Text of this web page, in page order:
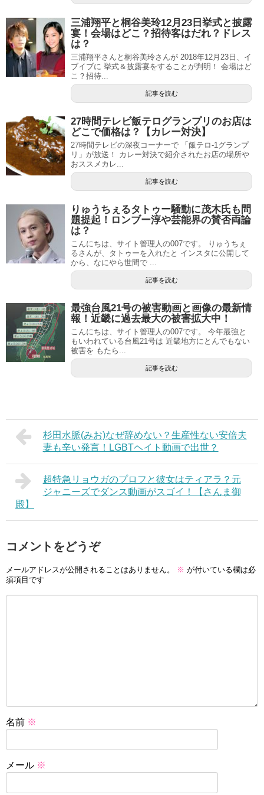
三浦翔平と桐谷美玲12月23日挙式と披露
宴！会場はどこ？招待客はだれ？ドレス
は？
三浦翔平さんと桐谷美玲さんが 2018年12月23日、イ
ブイブに 挙式＆披露宴をすることが判明！ 会場はど
こ？招待...
記事を読む
27時間テレビ飯テログランプリのお店は
どこで価格は？【カレー対決】
27時間テレビの深夜コーナーで 「飯テロ-1グランプ
リ」が放送！ カレー対決で紹介されたお店の場所や
おススメカレ...
記事を読む
りゅうちぇるタトゥー騒動に茂木氏も問
題提起！ロンブー淳や芸能界の賛否両論
は？
こんにちは、サイト管理人の007です。 りゅうちぇ
るさんが、タトゥーを入れたと インスタに公開して
から、なにやら世間で ...
記事を読む
最強台風21号の被害動画と画像の最新情
報！近畿に過去最大の被害拡大中！
こんにちは、サイト管理人の007です。 今年最強と
もいわれている台風21号は 近畿地方にとんでもない
被害を もたら...
記事を読む
杉田水脈(みお)なぜ辞めない？生産性ない安倍夫
妻も辛い発言！LGBTヘイト動画で出世？
超特急リョウガのプロフと彼女はティアラ？元
ジャニーズでダンス動画がスゴイ！【さんま御
殿】
コメントをどうぞ
メールアドレスが公開されることはありません。 ※ が付いている欄は必
須項目です
名前 ※
メール ※